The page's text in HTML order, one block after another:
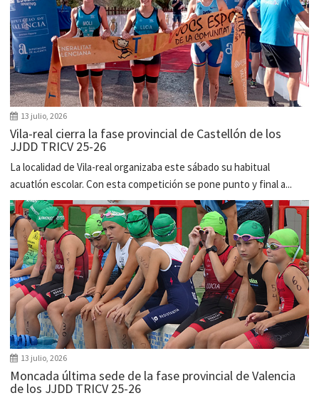
13 julio, 2026
Vila-real cierra la fase provincial de Castellón de los
JJDD TRICV 25-26
La localidad de Vila-real organizaba este sábado su habitual
acuatlón escolar. Con esta competición se pone punto y final a...
13 julio, 2026
Moncada última sede de la fase provincial de Valencia
de los JJDD TRICV 25-26